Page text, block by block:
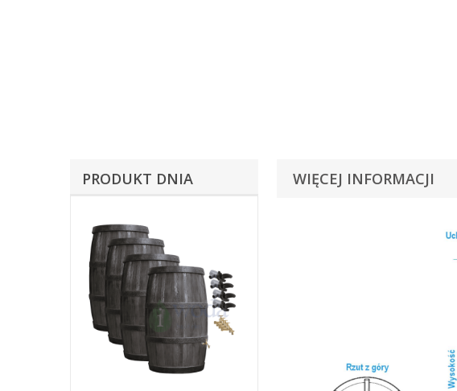
WIĘCEJ INFORMACJI
PRODUKT DNIA